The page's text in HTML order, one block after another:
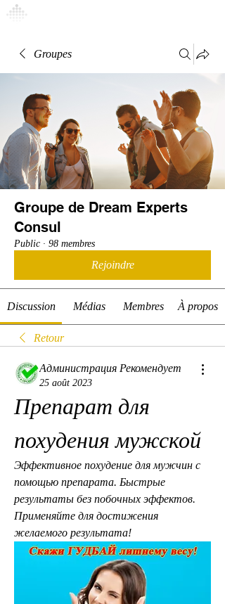
Groupes
Groupe de Dream Experts
Consul
Public · 98 membres
Rejoindre
Discussion Médias Membres À propos
Retour
Администрация Рекомендует
25 août 2023
Препарат для
похудения мужской
Эффективное похудение для мужчин с
помощью препарата. Быстрые
результаты без побочных эффектов.
Применяйте для достижения
желаемого результата!